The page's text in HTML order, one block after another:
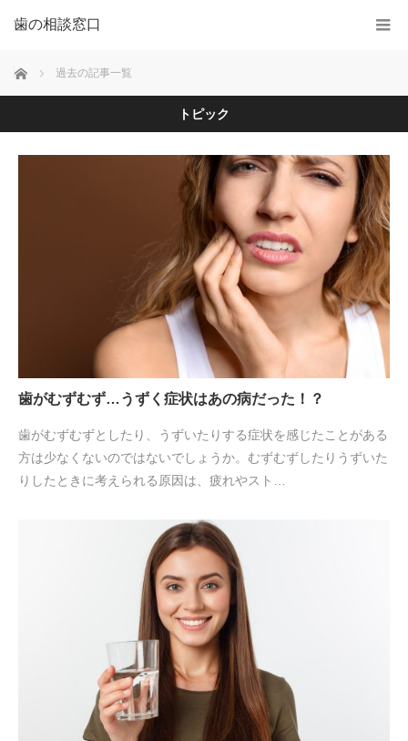
歯の相談窓口
ホーム 過去の記事一覧
トピック
歯がむずむず…うずく症状はあの病だった！？
歯がむずむずとしたり、うずいたりする症状を感じたことがある
方は少なくないのではないでしょうか。むずむずしたりうずいた
りしたときに考えられる原因は、疲れやスト…